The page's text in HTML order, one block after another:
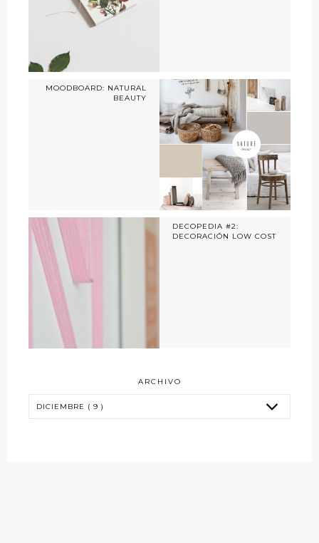
MOODBOARD: NATURAL
BEAUTY
DECOPEDIA #2:
DECORACIÓN LOW COST
ARCHIVO